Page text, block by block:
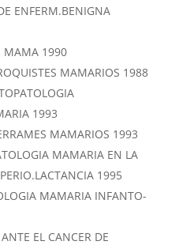
ENFERM.BENIGNA
MAMA 1990
MAMARIOS 1988
1993
MAMARIOS 1993
MAMARIA EN LA
1995
MAMARIA INFANTO-
EL CANCER DE